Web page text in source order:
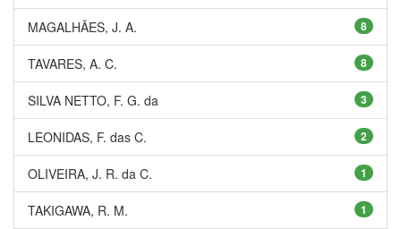
8
MAGALHÃES, J. A.
8
TAVARES, A. C.
3
SILVA NETTO, F. G. da
2
LEONIDAS, F. das C.
1
OLIVEIRA, J. R. da C.
1
TAKIGAWA, R. M.